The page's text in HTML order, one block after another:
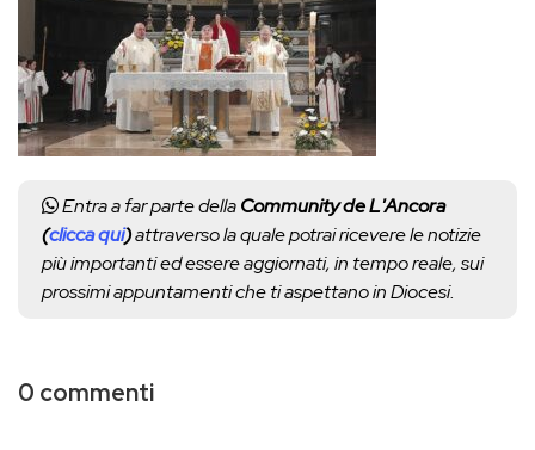
Entra a far parte dellaCommunity de L'Ancora
(clicca qui)attraverso la quale potrai ricevere le notizie
più importanti ed essere aggiornati, in tempo reale, sui
prossimi appuntamenti che ti aspettano in Diocesi.
0 commenti